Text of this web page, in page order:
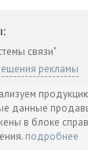
связи"
рекламы
данные
в блоке
подробнее